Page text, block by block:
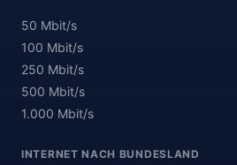
50 Mbit/s
100 Mbit/s
250 Mbit/s
500 Mbit/s
1.000 Mbit/s
INTERNET NACH BUNDESLAND